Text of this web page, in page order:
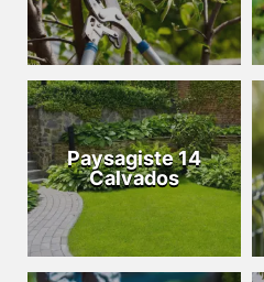
Paysagiste 14
Calvados